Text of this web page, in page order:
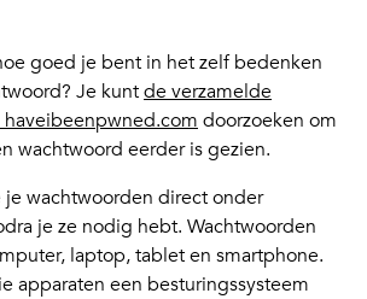
goed je bent in het zelf bedenken
Je kuntde verzamelde
doorzoeken om
wachtwoord eerder is gezien.
je wachtwoorden direct onder
je ze nodig hebt. Wachtwoorden
laptop, tablet en smartphone.
apparaten een besturingssysteem